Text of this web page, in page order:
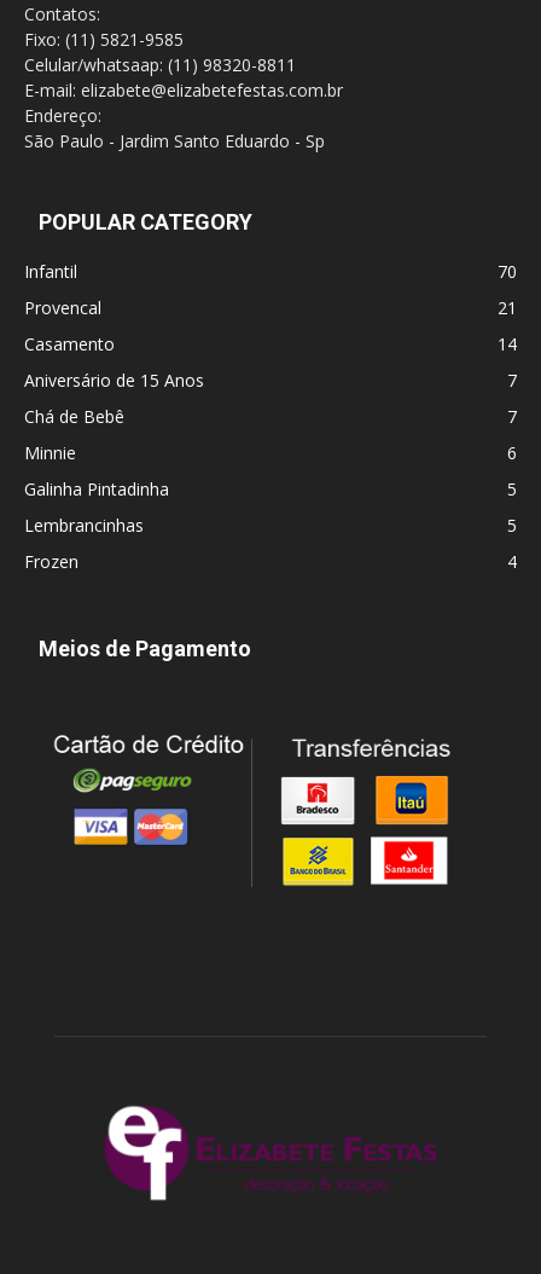
Contatos:
Fixo: (11) 5821-9585
Celular/whatsaap: (11) 98320-8811
E-mail: elizabete@elizabetefestas.com.br
Endereço:
São Paulo - Jardim Santo Eduardo - Sp
POPULAR CATEGORY
Infantil
70
Provencal
21
Casamento
14
Aniversário de 15 Anos
7
Chá de Bebê
7
Minnie
6
Galinha Pintadinha
5
Lembrancinhas
5
Frozen
4
Meios de Pagamento